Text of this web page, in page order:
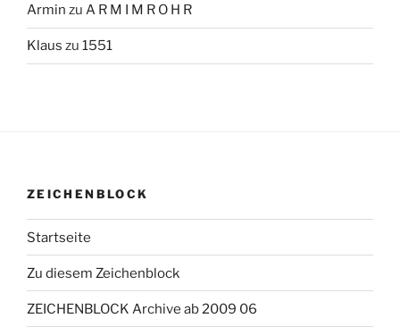
Armin zu A R M I M R O H R
Klaus zu 1551
ZEICHENBLOCK
Startseite
Zu diesem Zeichenblock
ZEICHENBLOCK Archive ab 2009 06